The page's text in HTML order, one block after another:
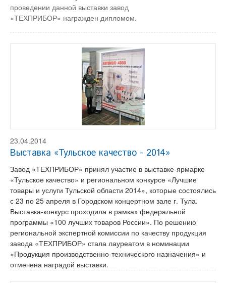
проведении данной выставки завод
«ТЕХПРИБОР» награжден дипломом.
23.04.2014
Выставка «Тульское качество - 2014»
Завод «ТЕХПРИБОР» принял участие в выставке-ярмарке
«Тульское качество» и региональном конкурсе «Лучшие
товары и услуги Тульской области 2014», которые состоялись
с 23 по 25 апреля в Городском концертном зале г. Тула.
Выставка-конкурс проходила в рамках федеральной
программы «100 лучших товаров России». По решению
региональной экспертной комиссии по качеству продукция
завода «ТЕХПРИБОР» стала лауреатом в номинации
«Продукция производственно-технического назначения» и
отмечена наградой выставки.